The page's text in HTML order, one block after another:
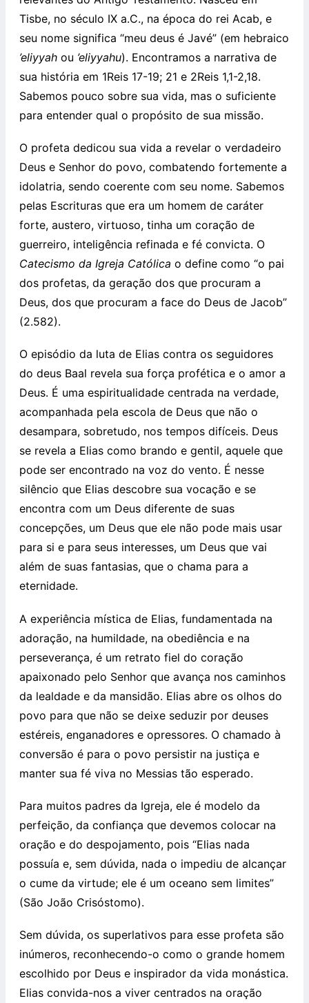
Tisbe, no século IX a.C., na época do rei Acab, e
seu nome significa “meu deus é Javé” (em hebraico
’eliyyah ou ’eliyyahu). Encontramos a narrativa de
sua história em 1Reis 17-19; 21 e 2Reis 1,1-2,18.
Sabemos pouco sobre sua vida, mas o suficiente
para entender qual o propósito de sua missão.
O profeta dedicou sua vida a revelar o verdadeiro
Deus e Senhor do povo, combatendo fortemente a
idolatria, sendo coerente com seu nome. Sabemos
pelas Escrituras que era um homem de caráter
forte, austero, virtuoso, tinha um coração de
guerreiro, inteligência refinada e fé convicta. O
Catecismo da Igreja Católica o define como “o pai
dos profetas, da geração dos que procuram a
Deus, dos que procuram a face do Deus de Jacob”
(2.582).
O episódio da luta de Elias contra os seguidores
do deus Baal revela sua força profética e o amor a
Deus. É uma espiritualidade centrada na verdade,
acompanhada pela escola de Deus que não o
desampara, sobretudo, nos tempos difíceis. Deus
se revela a Elias como brando e gentil, aquele que
pode ser encontrado na voz do vento. É nesse
silêncio que Elias descobre sua vocação e se
encontra com um Deus diferente de suas
concepções, um Deus que ele não pode mais usar
para si e para seus interesses, um Deus que vai
além de suas fantasias, que o chama para a
eternidade.
A experiência mística de Elias, fundamentada na
adoração, na humildade, na obediência e na
perseverança, é um retrato fiel do coração
apaixonado pelo Senhor que avança nos caminhos
da lealdade e da mansidão. Elias abre os olhos do
povo para que não se deixe seduzir por deuses
estéreis, enganadores e opressores. O chamado à
conversão é para o povo persistir na justiça e
manter sua fé viva no Messias tão esperado.
Para muitos padres da Igreja, ele é modelo da
perfeição, da confiança que devemos colocar na
oração e do despojamento, pois “Elias nada
possuía e, sem dúvida, nada o impediu de alcançar
o cume da virtude; ele é um oceano sem limites”
(São João Crisóstomo).
Sem dúvida, os superlativos para esse profeta são
inúmeros, reconhecendo-o como o grande homem
escolhido por Deus e inspirador da vida monástica.
Elias convida-nos a viver centrados na oração